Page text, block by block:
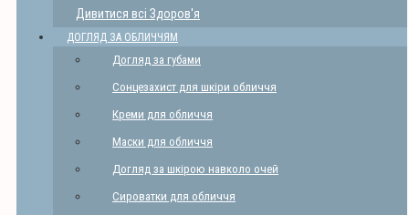
Дивитися всі Здоров'я
ДОГЛЯД ЗА ОБЛИЧЧЯМ
Догляд за губами
Сонцезахист для шкіри обличчя
Креми для обличчя
Маски для обличчя
Догляд за шкірою навколо очей
Сироватки для обличчя